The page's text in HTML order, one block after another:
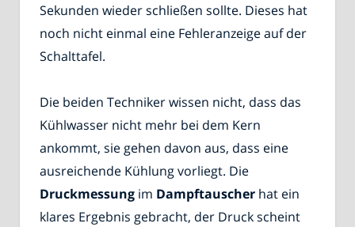
Sekunden wieder schließen sollte. Dieses hat
noch nicht einmal eine Fehleranzeige auf der
Schalttafel.
Die beiden Techniker wissen nicht, dass das
Kühlwasser nicht mehr bei dem Kern
ankommt, sie gehen davon aus, dass eine
ausreichende Kühlung vorliegt. Die
Druckmessung im Dampftauscher hat ein
klares Ergebnis gebracht, der Druck scheint